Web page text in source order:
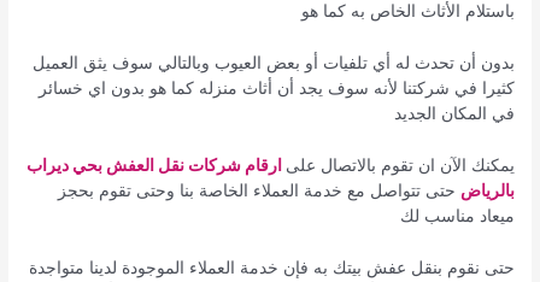
باستلام الأثاث الخاص به كما هو
بدون أن تحدث له أي تلفيات أو بعض العيوب وبالتالي سوف يثق العميل
كثيرا في شركتنا لأنه سوف يجد أن أثاث منزله كما هو بدون اي خسائر
في المكان الجديد
يمكنك الآن ان تقوم بالاتصال على ارقام شركات نقل العفش بحي ديراب
بالرياض حتى تتواصل مع خدمة العملاء الخاصة بنا وحتى تقوم بحجز
ميعاد مناسب لك
حتى نقوم بنقل عفش بيتك به فإن خدمة العملاء الموجودة لدينا متواجدة